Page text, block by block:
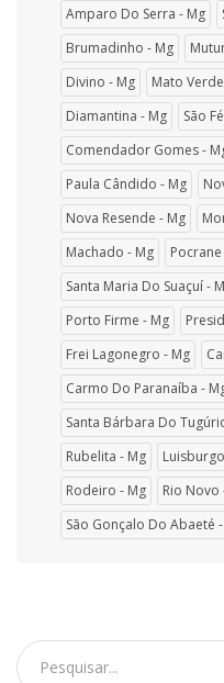
Amparo Do Serra - Mg
Brumadinho - Mg
Divino - Mg
Mato
Diamantina - Mg
São
Comendador Gomes -
Paula Cândido - Mg
Nova Resende - Mg
Machado - Mg
Santa Maria Do Suaçuí -
Porto Firme - Mg
Frei Lagonegro - Mg
Carmo Do Paranaíba -
Santa Bárbara Do
Rubelita - Mg
Rodeiro - Mg
Rio Novo
São Gonçalo Do Abaeté